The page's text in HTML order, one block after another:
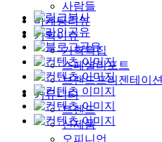
사람들
마케팅리뷰
기획이슈
기획특집
스페셜리포트
브랜드프리젠테이션
커뮤니티
트렌드
신제품
오피니언